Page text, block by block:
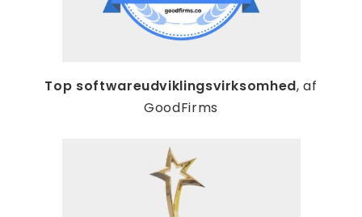
Top softwareudviklingsvirksomhed, af
GoodFirms